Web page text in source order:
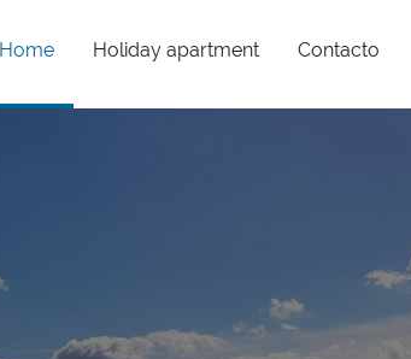
Home(current)Holiday apartment Contacto